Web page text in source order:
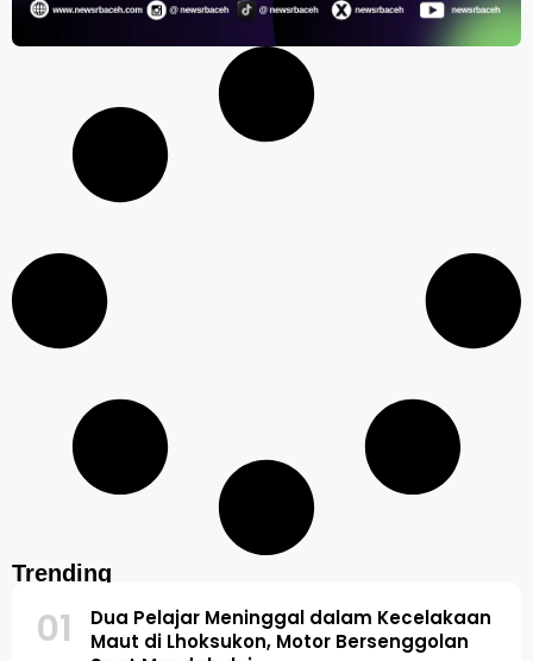
Trending
01
Dua Pelajar Meninggal dalam Kecelakaan
Maut di Lhoksukon, Motor Bersenggolan